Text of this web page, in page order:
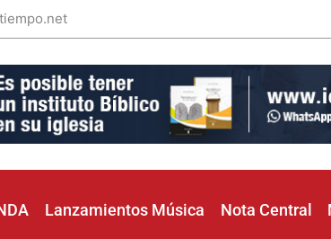
Lanzamientos Música Nota Central